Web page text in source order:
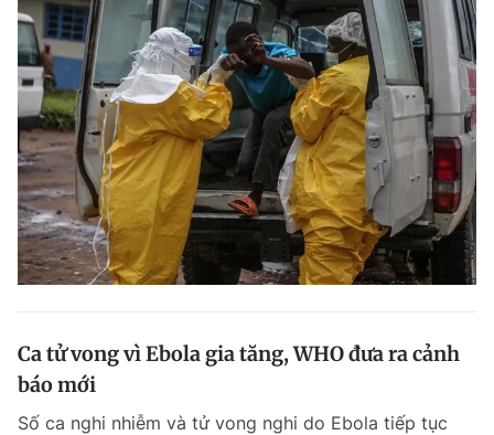
Ca tử vong vì Ebola gia tăng, WHO đưa ra cảnh
báo mới
Số ca nghi nhiễm và tử vong nghi do Ebola tiếp tục